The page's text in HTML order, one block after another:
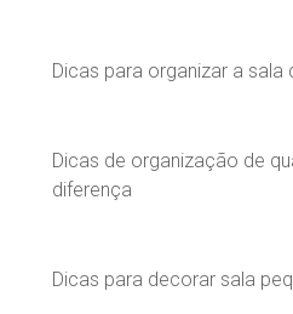
Dicas para organizar a sala
Dicas de organização de
diferença
Dicas para decorar sala